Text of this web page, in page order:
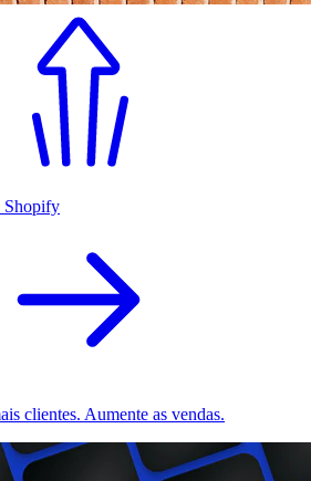
Shopify
clientes. Aumente as vendas.